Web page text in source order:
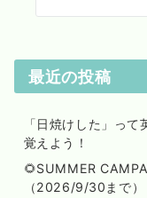
最近の投稿
「日焼けした」っ
覚えよう！
🌻SUMMER
（2026/9/30まで）